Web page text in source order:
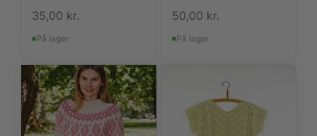
35,00 kr.
På lager
50,00 kr.
På lager